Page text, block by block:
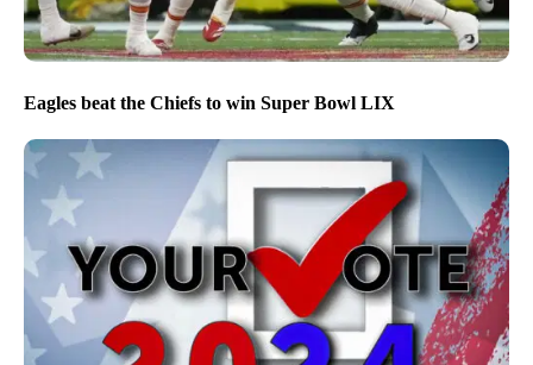
Eagles beat the Chiefs to win Super Bowl LIX